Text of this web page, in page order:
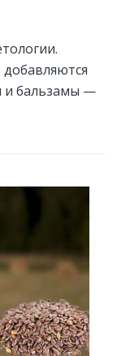
и бальзамы —